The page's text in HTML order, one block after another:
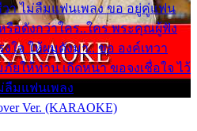
วา ไม่ลืมแฟนเพลง ขอ อยู่คู่แฟน
หรือดังกว่าใคร..ใคร พระคุณผู้ฟัง
ใจ ให้ผมดังมา.. ขอ องค์เทวา
ยให้ท่าน เถิดหนา ขอจงเชื่อใจ ไว้
ลืมแฟนเพลง
Ver. (KARAOKE)